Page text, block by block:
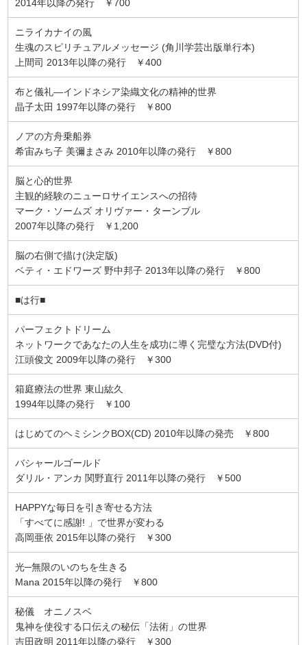
2014年以降の発行 ￥700
ニライカナイの風
生魂のスピリチュアルメッセージ (角川学芸出版単行本)
上間司 2013年以降の発行 ￥400
布と儀礼―インドネシア染織文化の精神的世界
晶子太田 1997年以降の発行 ￥800
ノアの方舟乗船券
希宙みち子 美彌まさみ 2010年以降の発行 ￥800
脳と心的世界
主観的経験のニューロサイエンスへの招待
マーク・ソームズ オリヴァー・ターンブル
2007年以降の発行 ￥1,200
脳の右側で描け(決定版)
ベティ・エドワーズ 野中邦子 2013年以降の発行 ￥800
■は行■
パーフェクトドリーム
ネットワークであなたの人生を成功に導く完璧な方法(DVD付)
江頭俊文 2009年以降の発行 ￥300
箱庭療法の世界 東山紘久
1994年以降の発行 ￥100
はじめてのヘミシンクBOX(CD) 2010年以降の発売 ￥800
バシャールゴールド
ダリル・アンカ 関野直行 2011年以降の発行 ￥500
HAPPYな毎日を引き寄せる方法
「すべてに感謝! 」で世界が変わる
高岡亜依 2015年以降の発行 ￥300
光─無限のいのちを生きる
Mana 2015年以降の発行 ￥800
秘儀 オニノスベ
鬼神を使役する口伝えの秘伝「法術」の世界
吉田政明 2011年以降の発行 ￥300